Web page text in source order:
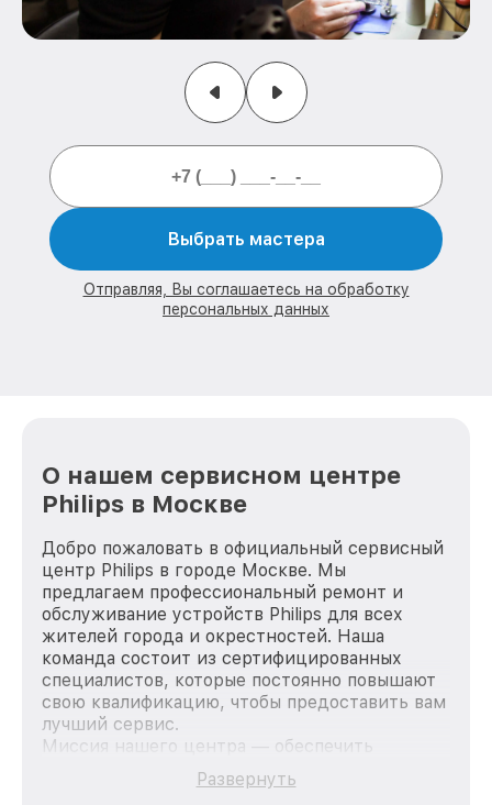
Выбрать мастера
Отправляя, Вы соглашаетесь на обработку
персональных данных
О нашем сервисном центре
Philips в Москве
Добро пожаловать в официальный сервисный
центр Philips в городе Москве. Мы
предлагаем профессиональный ремонт и
обслуживание устройств Philips для всех
жителей города и окрестностей. Наша
команда состоит из сертифицированных
специалистов, которые постоянно повышают
свою квалификацию, чтобы предоставить вам
лучший сервис.
Миссия нашего центра — обеспечить
качественный и доступный ремонт для
каждого пользователя продукции Philips, вне
Развернуть